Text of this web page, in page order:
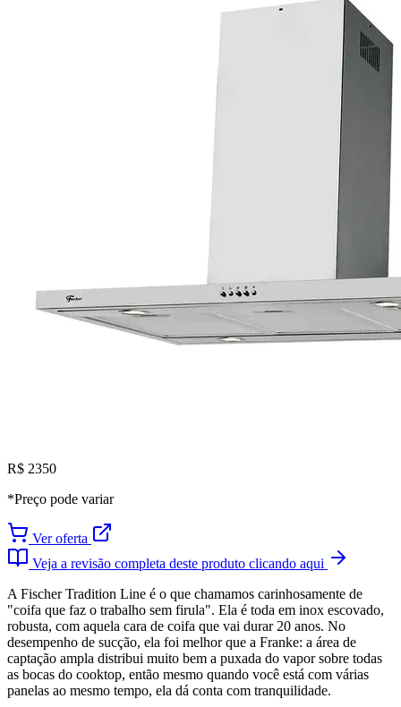
R$ 2350
*Preço pode variar
Ver oferta
Veja a revisão completa deste produto clicando aqui
A Fischer Tradition Line é o que chamamos carinhosamente de
"coifa que faz o trabalho sem firula". Ela é toda em inox escovado,
robusta, com aquela cara de coifa que vai durar 20 anos. No
desempenho de sucção, ela foi melhor que a Franke: a área de
captação ampla distribui muito bem a puxada do vapor sobre todas
as bocas do cooktop, então mesmo quando você está com várias
panelas ao mesmo tempo, ela dá conta com tranquilidade.